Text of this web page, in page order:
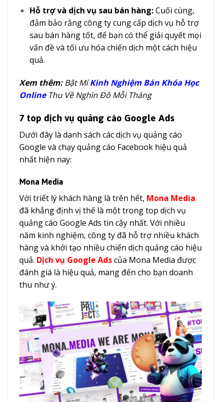
Hỗ trợ và dịch vụ sau bán hàng:Cuối cùng,
đảm bảo rằng công ty cung cấp dịch vụ hỗ trợ
sau bán hàng tốt, để bạn có thể giải quyết mọi
vấn đề và tối ưu hóa chiến dịch một cách hiệu
quả.
Xem thêm:Bật MíKinh Nghiệm Bán Khóa Học
Online Thu Về Nghìn Đô Mỗi Tháng
7 top dịch vụ quảng cáo Google Ads
Dưới đây là danh sách các dịch vụ quảng cáo
Google và chạy quảng cáo Facebook hiệu quả
nhất hiện nay:
Mona Media
Với triết lý khách hàng là trên hết, Mona Media
đã khẳng định vị thế là một trong top dịch vụ
quảng cáo Google Ads tin cậy nhất. Với nhiều
năm kinh nghiệm, công ty đã hỗ trợ nhiều khách
hàng và khởi tạo nhiều chiến dịch quảng cáo hiệu
quả. Dịch vụ Google Adscủa Mona Media được
đánh giá là hiệu quả, mang đến cho bạn doanh
thu như ý.